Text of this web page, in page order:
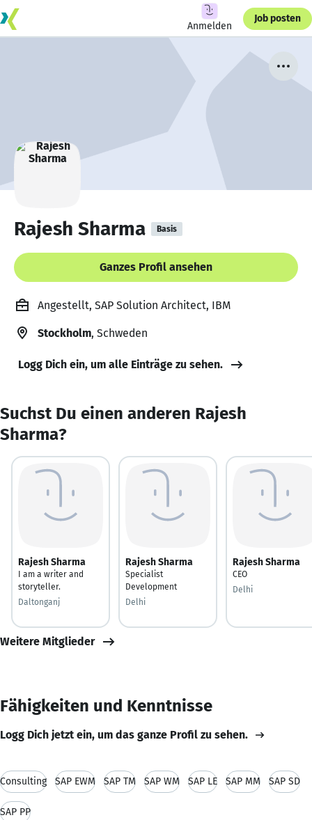
Anmelden
Job posten
Rajesh Sharma Basis
Ganzes Profil ansehen
Angestellt, SAP Solution Architect, IBM
Stockholm, Schweden
Logg Dich ein, um alle Einträge zu sehen.
Suchst Du einen anderen Rajesh
Sharma?
Rajesh Sharma
I am a writer and
storyteller.
Daltonganj
Rajesh Sharma
Specialist
Development
Delhi
Rajesh Sharma
CEO
Delhi
Weitere Mitglieder
Fähigkeiten und Kenntnisse
Logg Dich jetzt ein, um das ganze Profil zu sehen.
Consulting SAP EWM SAP TM SAP WM SAP LE SAP MM SAP SD
SAP PP